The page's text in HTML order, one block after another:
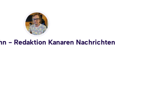
- Redaktion Kanaren Nachrichten